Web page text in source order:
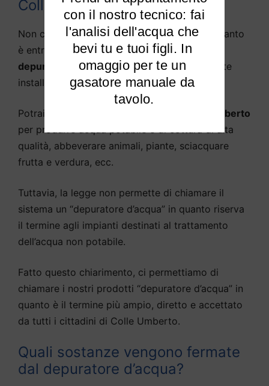
Colle Umberto?
Non c’è teoricamente alcuna differenza, in quanto
è entrata nella lingua parlata la definizione di
depuratore d’acquacome sistema solitamente
installato sotto il lavello della cucina.
Potrai
purificare l’acqua potabile di Colle Umberto
per produrre acqua potabile e di cottura di alta
qualità, abbeverare animali, piante, sciacquare
frutta e verdura, ecc.
Tuttavia, la legge non permette di chiamare il
sistema un “depuratore d’acqua” in quanto riserva
il termine agli impianti destinati al trattamento
dell’acqua non potabile.
Fatto questo chiarimento, ci permettiamo di
chiamare i nostri prodotti “depuratore d’acqua” in
quanto è il termine più ampio, diretto e accettato
da tutti i cittadini di Colle Umberto.
Quali sostanze vengono fermate
dal depuratore d’acqua?
l'analisi dell'acqua che
bevi tu e tuoi figli. In
omaggio per te un
gasatore manuale da
tavolo.